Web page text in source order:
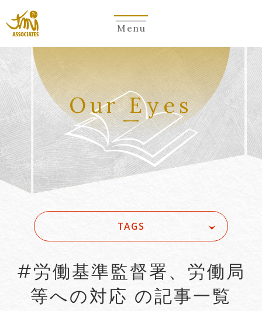
Menu
Our Eyes
TAGS
#Account seizure
#ACRA
#aerospace
#AFCP
#労働基準監督署、労働局
等への対応 の記事一覧